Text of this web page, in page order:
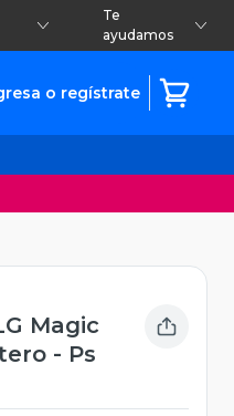
Te
ayudamos
o regístrate
Magic
- Ps